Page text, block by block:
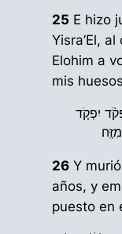
25 E hizo
Yisra’El,
Elohim a
mis
יִפְקֹ֤ד
26 Y
años, y
puesto en